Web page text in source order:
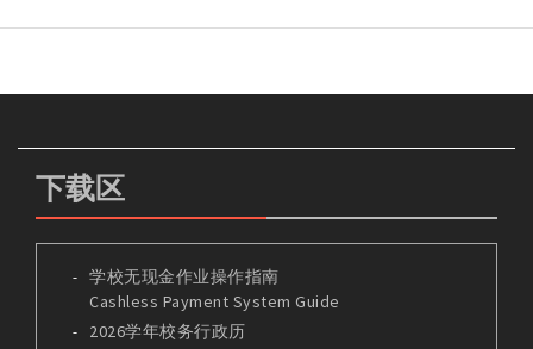
下载区
学校无现金作业操作指南
Cashless Payment System Guide
2026学年校务行政历